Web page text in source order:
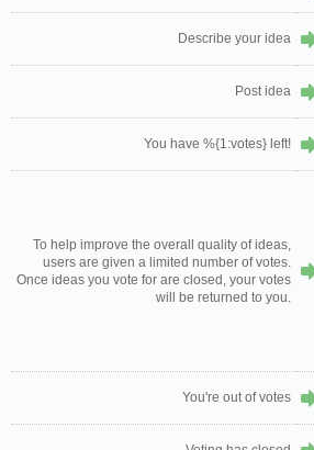
Describe your idea
Post idea
You have %{1:votes} left!
To help improve the overall quality of ideas,
users are given a limited number of votes.
Once ideas you vote for are closed, your votes
will be returned to you.
You're out of votes